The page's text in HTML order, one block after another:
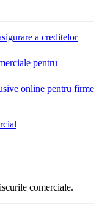
a creditelor
pentru
online pentru firme
comerciale.